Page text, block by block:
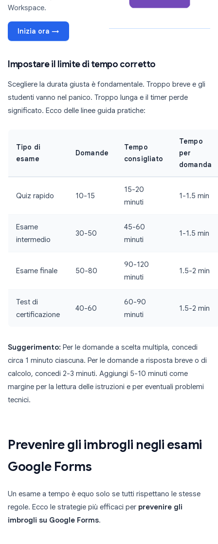
Workspace.
Inizia ora →
Impostare il limite di tempo corretto
Scegliere la durata giusta è fondamentale. Troppo breve e gli
studenti vanno nel panico. Troppo lunga e il timer perde
significato. Ecco delle linee guida pratiche:
Tipo di
esame
Domande
Tempo
consigliato
Tempo
per
domanda
Quiz rapido 10-15
15-20
minuti
1-1.5 min
Esame
intermedio
30-50
45-60
minuti
1-1.5 min
Esame finale 50-80
90-120
minuti
1.5-2 min
Test di
certificazione
40-60
60-90
minuti
1.5-2 min
Suggerimento: Per le domande a scelta multipla, concedi
circa 1 minuto ciascuna. Per le domande a risposta breve o di
calcolo, concedi 2-3 minuti. Aggiungi 5-10 minuti come
margine per la lettura delle istruzioni e per eventuali problemi
tecnici.
Prevenire gli imbrogli negli esami
Google Forms
Un esame a tempo è equo solo se tutti rispettano le stesse
regole. Ecco le strategie più efficaci per prevenire gli
imbrogli su Google Forms.